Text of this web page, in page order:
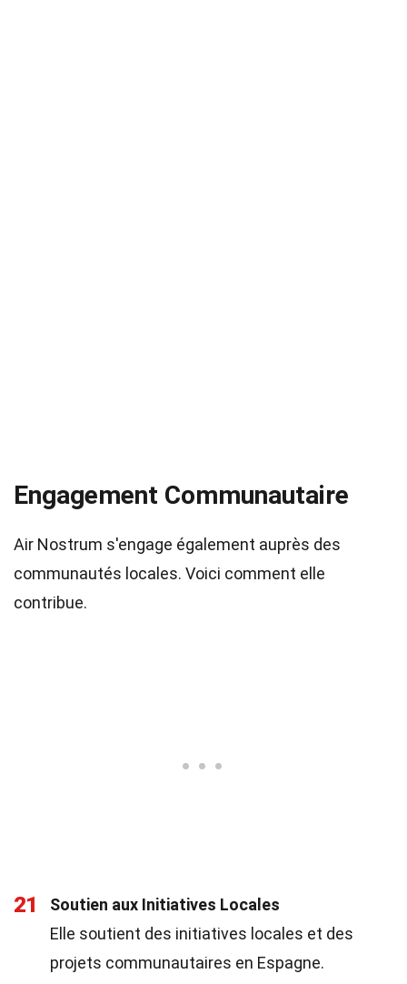
Engagement Communautaire
Air Nostrum s'engage également auprès des
communautés locales. Voici comment elle
contribue.
21
Soutien aux Initiatives Locales
Elle soutient des initiatives locales et des
projets communautaires en Espagne.